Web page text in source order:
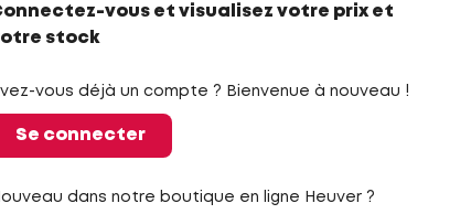
vous et visualisez votre prix et
stock
vous déjà un compte ? Bienvenue à nouveau !
Se connecter
dans notre boutique en ligne Heuver ?